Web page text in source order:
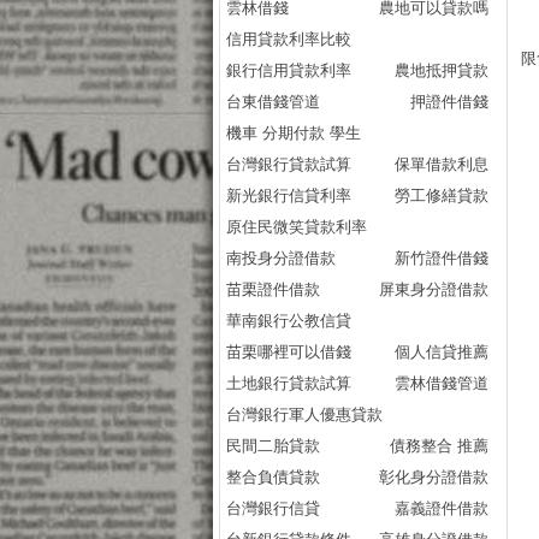
雲林借錢
農地可以貸款嗎
信用貸款利率比較
銀行信用貸款利率
農地抵押貸款
台東借錢管道
押證件借錢
機車 分期付款 學生
台灣銀行貸款試算
保單借款利息
新光銀行信貸利率
勞工修繕貸款
原住民微笑貸款利率
南投身分證借款
新竹證件借錢
苗栗證件借款
屏東身分證借款
華南銀行公教信貸
苗栗哪裡可以借錢
個人信貸推薦
土地銀行貸款試算
雲林借錢管道
台灣銀行軍人優惠貸款
民間二胎貸款
債務整合 推薦
整合負債貸款
彰化身分證借款
台灣銀行信貸
嘉義證件借款